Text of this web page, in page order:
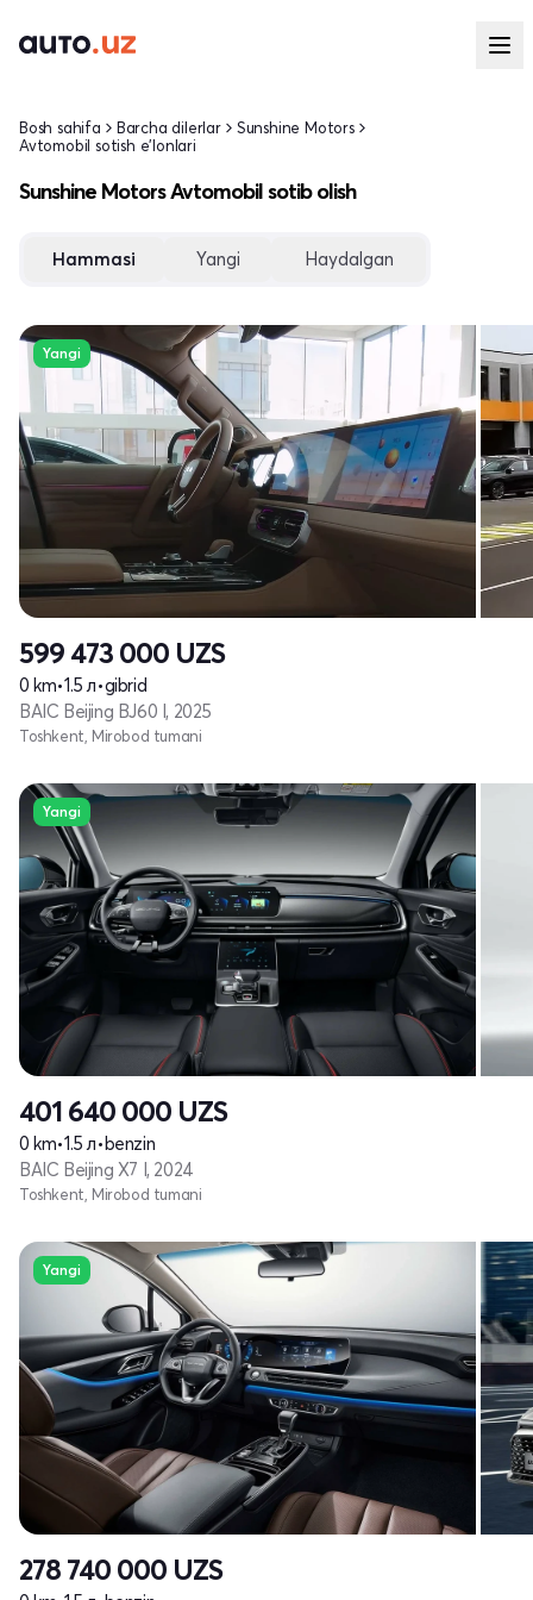
Bosh sahifa Barcha dilerlar
Sunshine Motors
Avtomobil sotish e'lonlari
Sunshine Motors Avtomobil sotib olish
Hammasi Yangi Haydalgan
Yangi
599 473 000 UZS
0 km•1.5 л•gibrid
BAIC Beijing BJ60 I, 2025
Toshkent, Mirobod tumani
Yangi
401 640 000 UZS
0 km•1.5 л•benzin
BAIC Beijing X7 I, 2024
Toshkent, Mirobod tumani
Yangi
278 740 000 UZS